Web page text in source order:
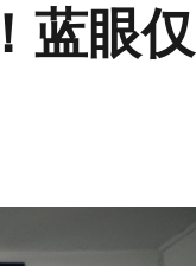
蓝眼仅